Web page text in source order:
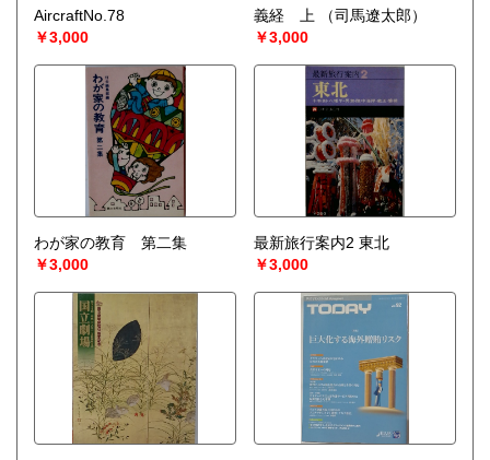
AircraftNo.78
￥3,000
義経 上
（司馬遼太郎）
￥3,000
わが家の教育 第二集
￥3,000
最新旅行案内2 東北
￥3,000